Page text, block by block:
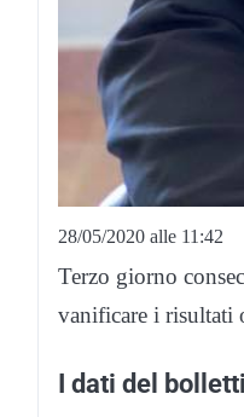
28/05/2020 alle 11:42
Terzo giorno
vanificare i risultati
I dati del